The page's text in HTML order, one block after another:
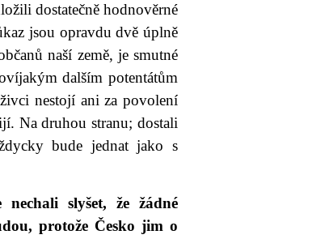
dostatečně hodnověrné
jsou opravdu dvě úplně
naší země, je smutné
dalším potentátům
nestojí ani za povolení
Na druhou stranu; dostali
bude jednat jako s
slyšet, že žádné
protože Česko jim o